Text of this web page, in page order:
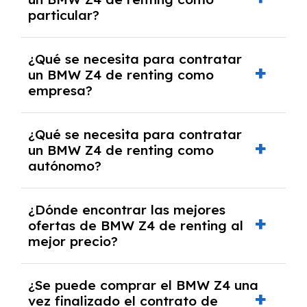
cancelación anticipada. Es importante revisar
las condiciones del contrato y hablar con un
experto que te asesore.
particular?
y, en algunos casos, una consulta de solvencia
crediticia y un pago inicial.
¿Qué se necesita para contratar
un BMW Z4 de renting como
empresa?
documentación financiera y, en algunos
casos, un informe de solvencia de la empresa
y un pago inicial.
¿Qué se necesita para contratar
un BMW Z4 de renting como
autónomo?
autónomos, justificante de ingresos y, en
algunos casos, un informe fiscal y un pago
inicial.
¿Dónde encontrar las mejores
ofertas de BMW Z4 de renting al
mejor precio?
mejores ofertas de vehículos de renting con
¿Se puede comprar el BMW Z4 una
vez finalizado el contrato de